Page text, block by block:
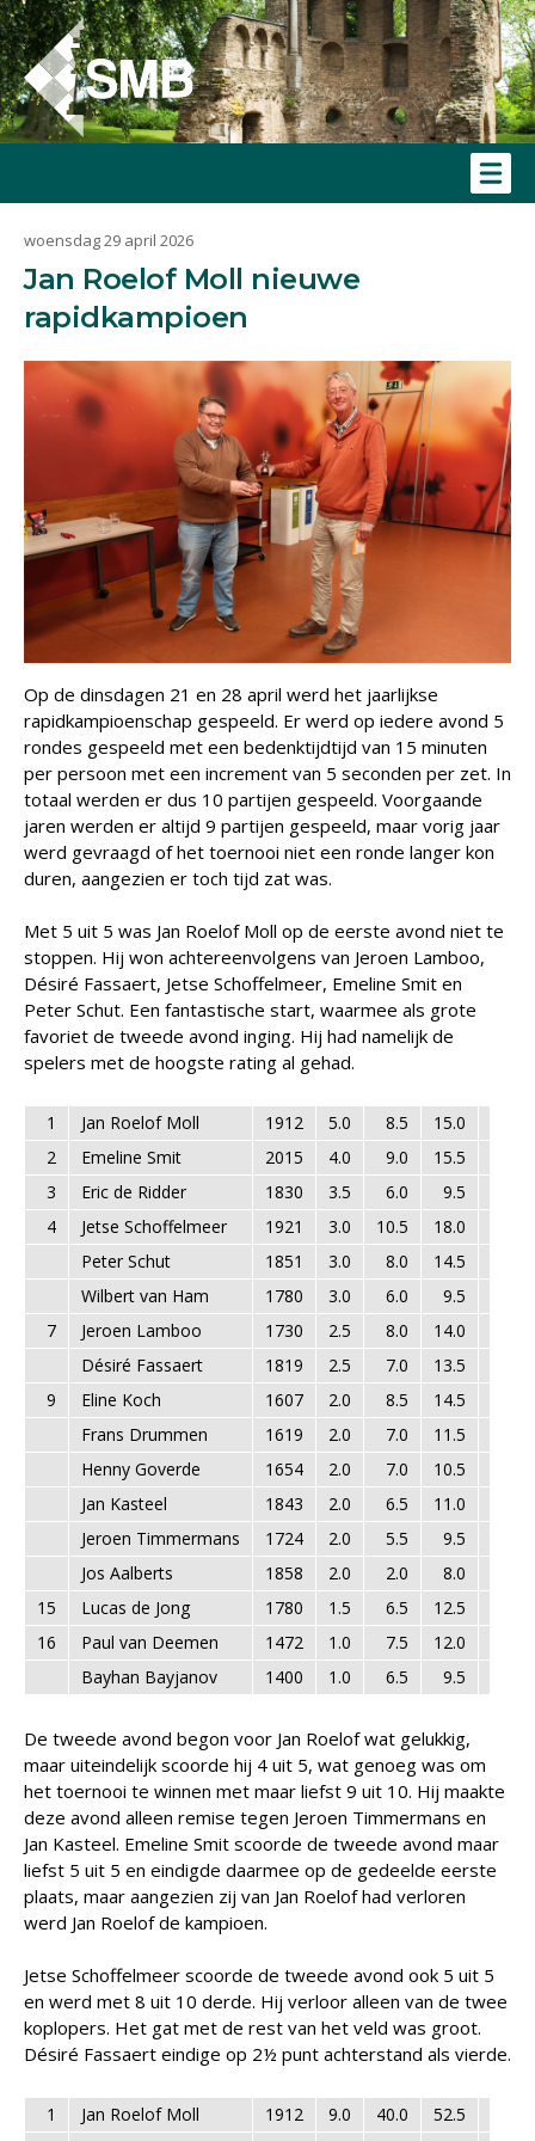
woensdag 29 april 2026
Jan Roelof Moll nieuwe
rapidkampioen
Op de dinsdagen 21 en 28 april werd het jaarlijkse
rapidkampioenschap gespeeld. Er werd op iedere avond 5
rondes gespeeld met een bedenktijdtijd van 15 minuten
per persoon met een increment van 5 seconden per zet. In
totaal werden er dus 10 partijen gespeeld. Voorgaande
jaren werden er altijd 9 partijen gespeeld, maar vorig jaar
werd gevraagd of het toernooi niet een ronde langer kon
duren, aangezien er toch tijd zat was.
Met 5 uit 5 was Jan Roelof Moll op de eerste avond niet te
stoppen. Hij won achtereenvolgens van Jeroen Lamboo,
Désiré Fassaert, Jetse Schoffelmeer, Emeline Smit en
Peter Schut. Een fantastische start, waarmee als grote
favoriet de tweede avond inging. Hij had namelijk de
spelers met de hoogste rating al gehad.
1 Jan Roelof Moll 1912 5.0 8.5 15.0
2
Emeline Smit 2015 4.0 9.0 15.5
3
Eric de Ridder 1830 3.5 6.0 9.5
4
Jetse Schoffelmeer 1921 3.0 10.5 18.0
Peter Schut
1851 3.0 8.0 14.5
Wilbert van Ham
1780 3.0 6.0 9.5
7
Jeroen Lamboo 1730 2.5 8.0 14.0
Désiré Fassaert
1819 2.5 7.0 13.5
9
Eline Koch 1607 2.0 8.5 14.5
Frans Drummen
1619 2.0 7.0 11.5
Henny Goverde
1654 2.0 7.0 10.5
Jan Kasteel
1843 2.0 6.5 11.0
Jeroen Timmermans
1724 2.0 5.5 9.5
Jos Aalberts
1858 2.0 2.0 8.0
15
Lucas de Jong 1780 1.5 6.5 12.5
16
Paul van Deemen 1472 1.0 7.5 12.0
Bayhan Bayjanov
1400 1.0 6.5 9.5
De tweede avond begon voor Jan Roelof wat gelukkig,
maar uiteindelijk scoorde hij 4 uit 5, wat genoeg was om
het toernooi te winnen met maar liefst 9 uit 10. Hij maakte
deze avond alleen remise tegen Jeroen Timmermans en
Jan Kasteel. Emeline Smit scoorde de tweede avond maar
liefst 5 uit 5 en eindigde daarmee op de gedeelde eerste
plaats, maar aangezien zij van Jan Roelof had verloren
werd Jan Roelof de kampioen.
Jetse Schoffelmeer scoorde de tweede avond ook 5 uit 5
en werd met 8 uit 10 derde. Hij verloor alleen van de twee
koplopers. Het gat met de rest van het veld was groot.
Désiré Fassaert eindige op 2½ punt achterstand als vierde.
1 Jan Roelof Moll 1912 9.0 40.0 52.5